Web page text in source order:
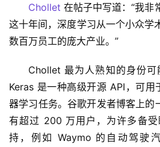
Chollet 在帖子中写道：“我非
这十年间，深度学习从一个小众学
数百万员工的庞大产业。”
Chollet 最为人熟知的身份可
Keras 是一种高级开源 API，可
器学习任务。谷歌开发者博客上的
有超过 200 万用户，为许多备
持，例如 Waymo 的自动驾驶